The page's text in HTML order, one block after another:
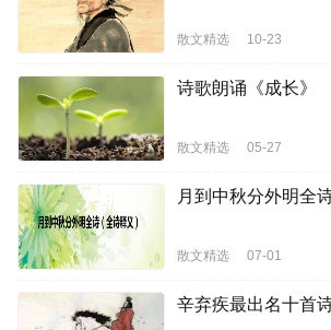
散文精选 10-23
诗歌朗诵《成长》
散文精选 05-27
月到中秋分外明全
散文精选 07-01
辛弃疾最出名十首